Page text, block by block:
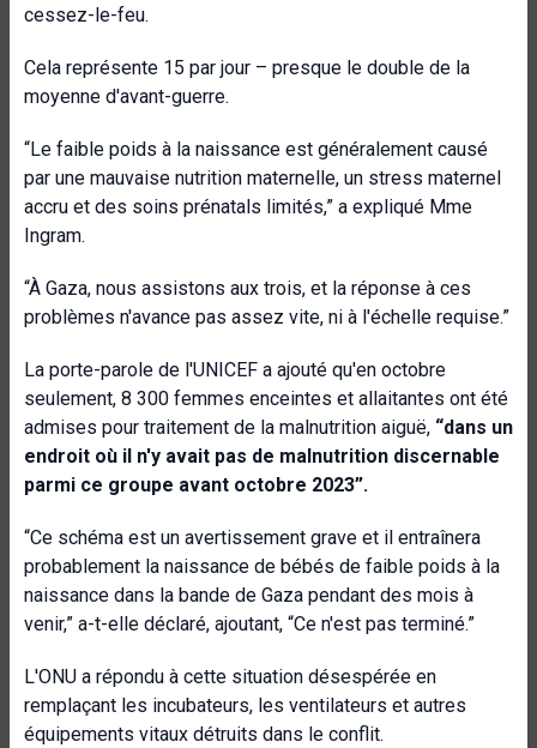
cessez-le-feu.
Cela représente 15 par jour – presque le double de la
moyenne d'avant-guerre.
“Le faible poids à la naissance est généralement causé
par une mauvaise nutrition maternelle, un stress maternel
accru et des soins prénatals limités,” a expliqué Mme
Ingram.
“À Gaza, nous assistons aux trois, et la réponse à ces
problèmes n'avance pas assez vite, ni à l'échelle requise.”
La porte-parole de l'UNICEF a ajouté qu'en octobre
seulement, 8 300 femmes enceintes et allaitantes ont été
admises pour traitement de la malnutrition aiguë, “dans un
endroit où il n'y avait pas de malnutrition discernable
parmi ce groupe avant octobre 2023”.
“Ce schéma est un avertissement grave et il entraînera
probablement la naissance de bébés de faible poids à la
naissance dans la bande de Gaza pendant des mois à
venir,” a-t-elle déclaré, ajoutant, “Ce n'est pas terminé.”
L'ONU a répondu à cette situation désespérée en
remplaçant les incubateurs, les ventilateurs et autres
équipements vitaux détruits dans le conflit.